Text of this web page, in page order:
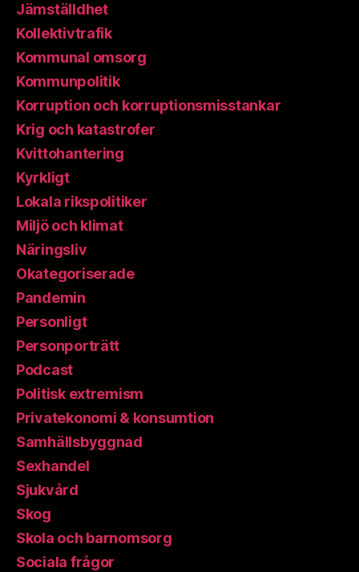
Jämställdhet
Kollektivtrafik
Kommunal omsorg
Kommunpolitik
Korruption och korruptionsmisstankar
Krig och katastrofer
Kvittohantering
Kyrkligt
Lokala rikspolitiker
Miljö och klimat
Näringsliv
Okategoriserade
Pandemin
Personligt
Personporträtt
Podcast
Politisk extremism
Privatekonomi & konsumtion
Samhällsbyggnad
Sexhandel
Sjukvård
Skog
Skola och barnomsorg
Sociala frågor